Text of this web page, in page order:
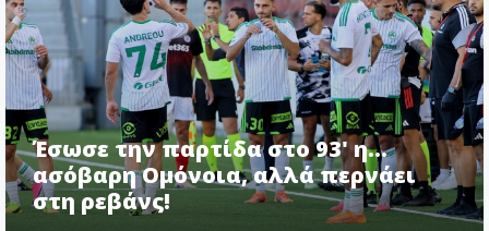
Έσωσε την παρτίδα στο 93' η...
ασόβαρη Ομόνοια, αλλά περνάει
στη ρεβάνς!